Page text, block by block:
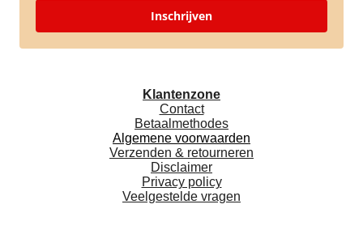
Inschrijven
Klantenzone
Contact
Betaalmethodes
Algemene voorwaarden
Verzenden & retourneren
Disclaimer
Privacy policy
Veelgestelde vragen